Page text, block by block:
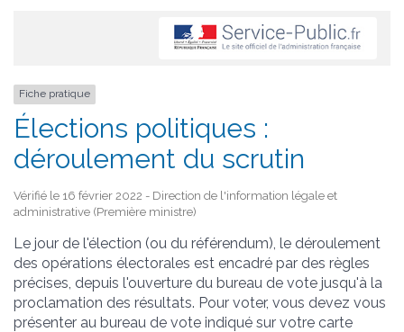
Fiche pratique
Élections politiques :
déroulement du scrutin
Vérifié le 16 février 2022 - Direction de l'information légale et
administrative (Première ministre)
Le jour de l'élection (ou du référendum), le déroulement
des opérations électorales est encadré par des règles
précises, depuis l'ouverture du bureau de vote jusqu'à la
proclamation des résultats. Pour voter, vous devez vous
présenter au bureau de vote indiqué sur votre carte